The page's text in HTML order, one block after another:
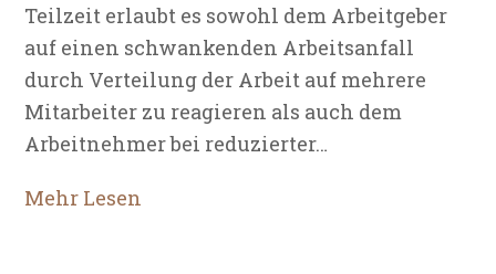
Teilzeit erlaubt es sowohl dem Arbeitgeber
auf einen schwankenden Arbeitsanfall
durch Verteilung der Arbeit auf mehrere
Mitarbeiter zu reagieren als auch dem
Arbeitnehmer bei reduzierter…
Mehr Lesen